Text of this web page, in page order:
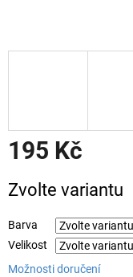
195 Kč
cena:
Zvolte variantu
Barva
Velikost
Možnosti doručení